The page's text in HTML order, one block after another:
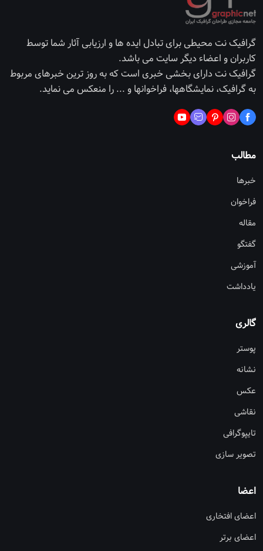
گرافیک نت محیطی برای تبادل ایده ها و ارزیابی آثار شما توسط
کاربران و اعضاء دیگر سایت می باشد.
گرافیک نت دارای بخشی خبری است که به روز ترین خبرهای مربوط
به گرافیک، نمایشگاهها، فراخوانها و ... را منعکس می نماید.
مطالب
خبرها
فراخوان
مقاله
گفتگو
آموزشی
یادداشت
گالری
پوستر
نشانه
عکس
نقاشی
تایپوگرافی
تصویر سازی
اعضا
اعضای افتخاری
اعضای برتر